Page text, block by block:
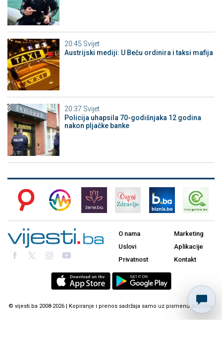
20:45 Svijet
Austrijski mediji: U Beču ordinira i taksi mafija
20:37 Svijet
Policija uhapsila 70-godišnjaka 12 godina
nakon pljačke banke
O nama
Uslovi
Privatnost
Marketing
Aplikacije
Kontakt
© vijesti.ba 2008-2026 | Kopiranje i prenos sadržaja samo uz pismenu dozvolu.